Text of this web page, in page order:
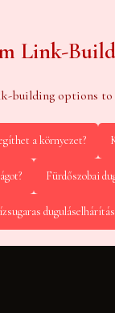
Link-
building options
a környezet?
Fürdőszobai
duguláselhárítás